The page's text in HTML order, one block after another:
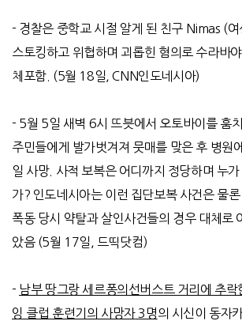
- 경찰은 중학교 시절 알게 된 친구 Nimas (
스토킹하고 위협하며 괴롭힌 혐의로 수라바
체포함. (5월 18일, CNN인도네시아)
- 5월 5일 새벽 6시 뜨븟에서 오토바이를 훔
주민들에게 발가벗겨져 뭇매를 맞은 후 병원
일 사망. 사적 보복은 어디까지 정당하며 누
가? 인도네시아는 이런 집단보복 사건은 물론
폭동 당시 약탈과 살인사건들의 경우 대체로
았음(5월 17일, 드띡닷컴)
- 남부 땅그랑 세르퐁의 선버스트 거리에 추
잉 클럽 훈련기의 사망자3명의 시신이 동자